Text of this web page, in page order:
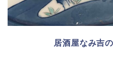
居酒屋なみ吉